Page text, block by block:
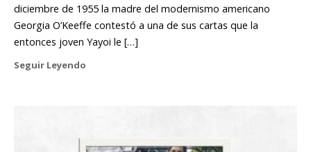
diciembre de 1955 la madre del modernismo americano
Georgia O’Keeffe contestó a una de sus cartas que la
entonces joven Yayoi le […]
Seguir Leyendo